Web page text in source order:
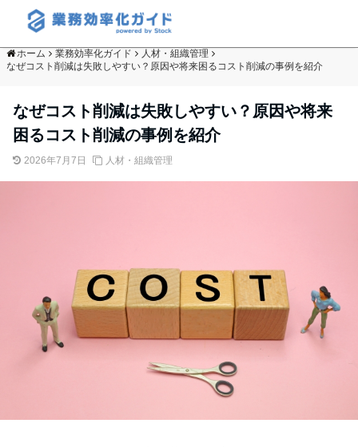
ホーム 業務効率化ガイド
人材・組織管理
なぜコスト削減は失敗しやすい？原因や将来困るコスト削減の事例を紹介
なぜコスト削減は失敗しやすい？原因や将来
困るコスト削減の事例を紹介
2026年7月7日 人材・組織管理